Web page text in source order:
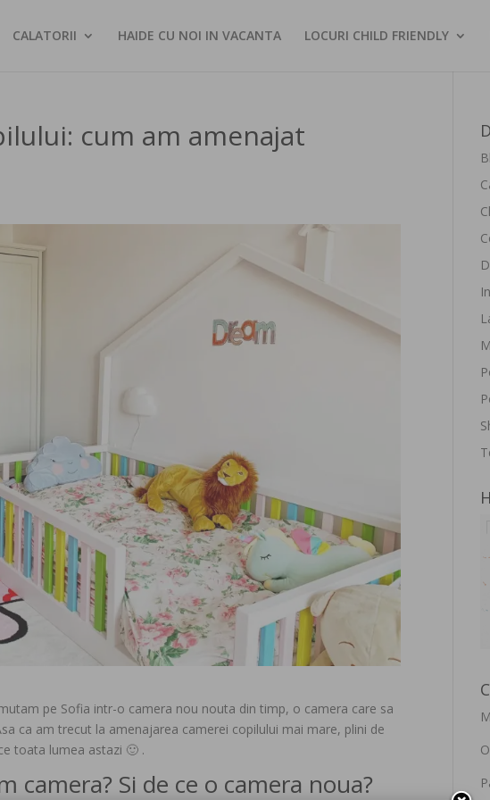
CALATORII HAIDE CU NOI IN VACANTA LOCURI CHILD FRIENDLY
cum am amenajat
pe Sofia intr-o camera nou nouta din timp, o camera care sa
ca am trecut la amenajarea camerei copilului mai mare, plini de
toata lumea astazi 🙂 .
camera? Si de ce o camera noua?